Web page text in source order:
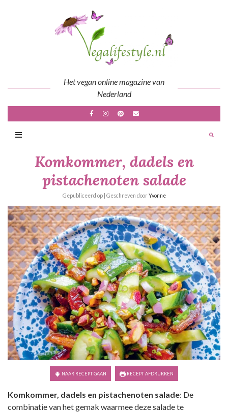
Het vegan online magazine van
Nederland
Komkommer, dadels en
pistachenoten salade
Gepubliceerd op | Geschreven door Yvonne
NAAR RECEPT GAAN RECEPT AFDRUKKEN
Komkommer, dadels en pistachenoten salade: De
combinatie van het gemak waarmee deze salade te